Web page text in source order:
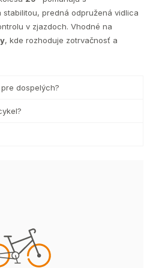
stabilitou, predná odpružená vidlica
v zjazdoch. Vhodné na
, kde rozhoduje zotrvačnosť a
dospelých?